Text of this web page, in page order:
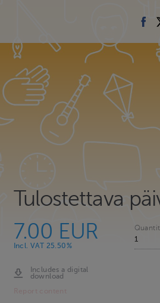
Tulostettava
7.00 EUR
Incl. VAT 25.50%
Includes a digital
download